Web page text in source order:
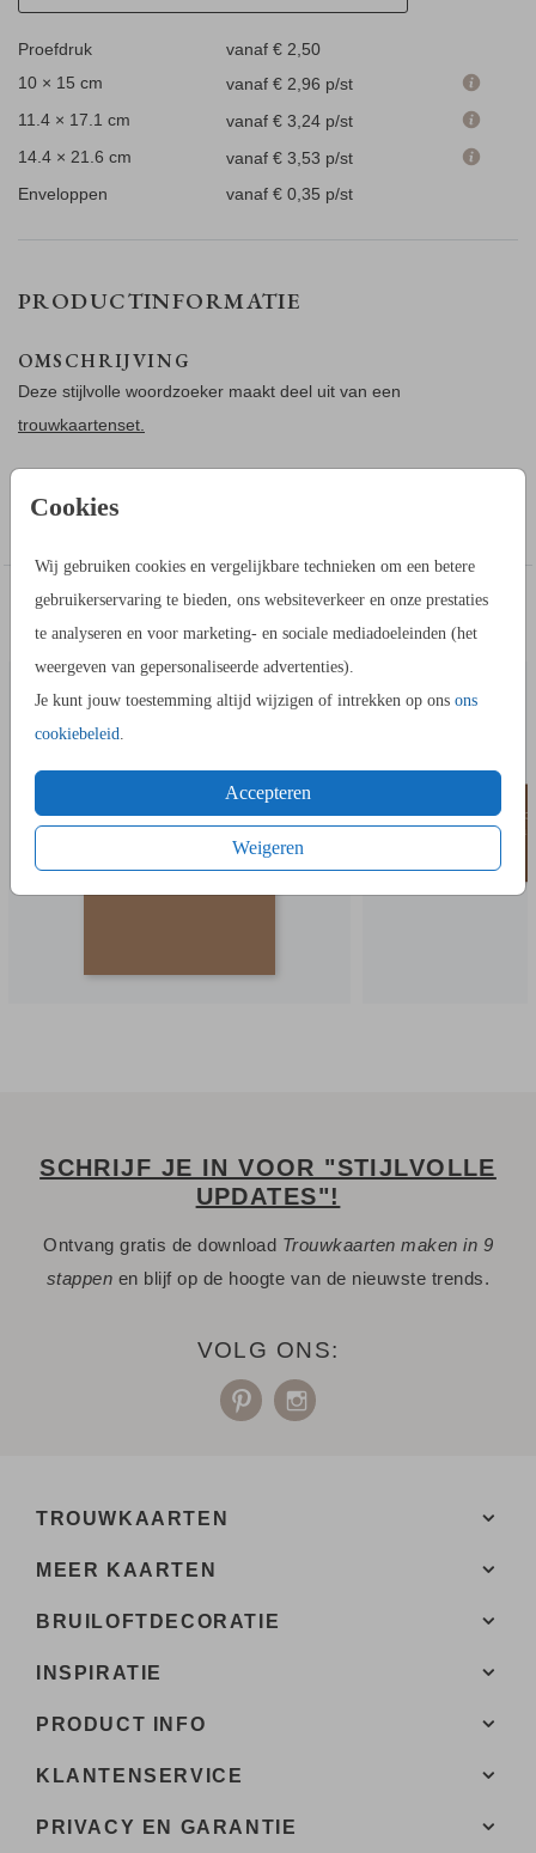
Cookies
Wij gebruiken cookies en vergelijkbare technieken om een betere
gebruikerservaring te bieden, ons websiteverkeer en onze prestaties
te analyseren en voor marketing- en sociale mediadoeleinden (het
weergeven van gepersonaliseerde advertenties).
Je kunt jouw toestemming altijd wijzigen of intrekken op ons ons
cookiebeleid.
Accepteren
Weigeren
Proefdruk
vanaf € 2,50
10 × 15 cm
vanaf € 2,96 p/st
11.4 × 17.1 cm
vanaf € 3,24 p/st
14.4 × 21.6 cm
vanaf € 3,53 p/st
Enveloppen
vanaf € 0,35 p/st
PRODUCTINFORMATIE
OMSCHRIJVING
Deze stijlvolle woordzoeker maakt deel uit van een
trouwkaartenset.
Zijn er veel kinderen op jullie bruiloft? Dan is het belangrijk om
vermaken de kinderen zich.
Toon meer
IN DEZELFDE STIJL KUN JE DIT OOK
BESTELLENBORDJE BIJ BUFFET
SCHRIJF JE IN VOOR "STIJLVOLLE
UPDATES"!
Ontvang gratis de download Trouwkaarten maken in 9
stappen en blijf op de hoogte van de nieuwste trends.
VOLG ONS:
TROUWKAARTEN
MEER KAARTEN
BRUILOFTDECORATIE
INSPIRATIE
PRODUCT INFO
KLANTENSERVICE
PRIVACY EN GARANTIE